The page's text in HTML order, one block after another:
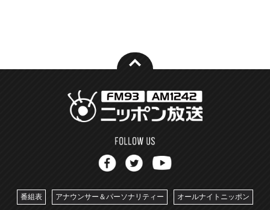
番組表 アナウンサー＆パーソナリティー オールナイトニッポン